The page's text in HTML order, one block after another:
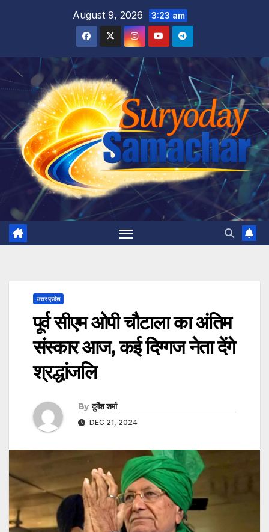
August 9, 2026 3:23 am
उत्तर प्रदेश
पूर्व सीएम ओपी चौटाला का अंतिम
संस्कार आज, कई दिग्गज नेता देंगे
श्रद्धांजलि
By दुर्गेश शर्मा
DEC 21, 2024